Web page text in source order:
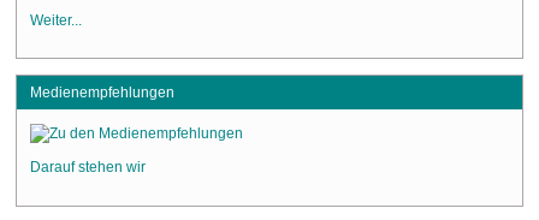
Weiter...
Medienempfehlungen
Darauf stehen wir